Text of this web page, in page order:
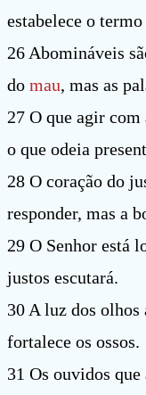
estabelece o
26 Abomináveis
do mau, mas as
27 O que agir com
o que odeia
28 O coração do
responder, mas a
29 O Senhor está
justos escutará.
30 A luz dos olhos
fortalece os ossos.
31 Os ouvidos que